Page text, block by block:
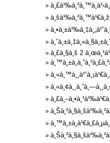
»
»
»
»
» à¸£à¸§à¸š 2
»
»
»
»
»
»
»